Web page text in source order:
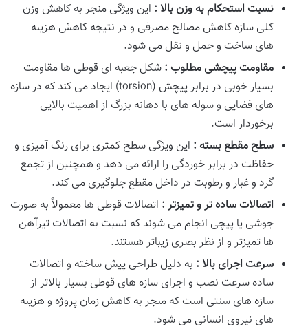
نسبت استحکام به وزن بالا : این ویژگی منجر به کاهش وزن
کلی سازه کاهش مصالح مصرفی و در نتیجه کاهش هزینه
های ساخت و حمل و نقل می شود.
مقاومت پیچشی مطلوب : شکل جعبه ای قوطی ها مقاومت
بسیار خوبی در برابر پیچش (torsion) ایجاد می کند که در سازه
های فضایی و سوله های با دهانه بزرگ از اهمیت بالایی
برخوردار است.
سطح مقطع بسته : این ویژگی سطح کمتری برای رنگ آمیزی و
حفاظت در برابر خوردگی را ارائه می دهد و همچنین از تجمع
گرد و غبار و رطوبت در داخل مقطع جلوگیری می کند.
اتصالات ساده تر و تمیزتر : اتصالات قوطی ها معمولاً به صورت
جوشی یا پیچی انجام می شوند که نسبت به اتصالات تیرآهن
ها تمیزتر و از نظر بصری زیباتر هستند.
سرعت اجرای بالا : به دلیل طراحی پیش ساخته و اتصالات
ساده سرعت نصب و اجرای سازه های قوطی بسیار بالاتر از
سازه های سنتی است که منجر به کاهش زمان پروژه و هزینه
های نیروی انسانی می شود.